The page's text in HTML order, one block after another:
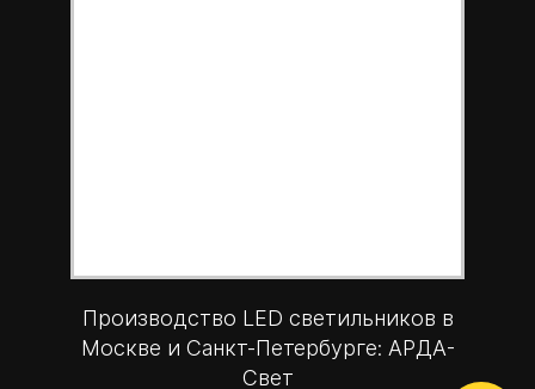
Производство LED светильников в
Москве и Санкт-Петербурге: АРДА-
Свет